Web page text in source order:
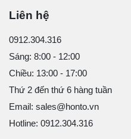
Liên hệ
0912.304.316
Sáng: 8:00 - 12:00
Chiều: 13:00 - 17:00
Thứ 2 đến thứ 6 hàng tuần
Email: sales@honto.vn
Hotline: 0912.304.316